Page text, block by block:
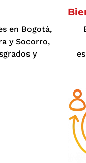
en Bogotá,
y Socorro,
y